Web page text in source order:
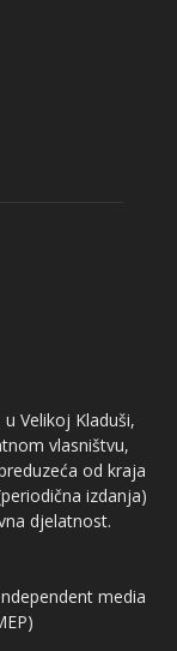
Velikoj Kladuši,
vlasništvu,
od kraja
izdanja)
djelatnost.
media